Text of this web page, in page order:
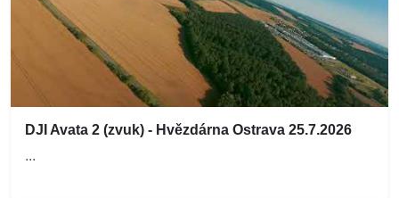
DJI Avata 2 (zvuk) - Hvězdárna Ostrava 25.7.2026
...